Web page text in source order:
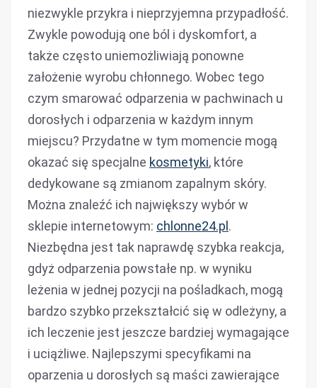
niezwykle przykra i nieprzyjemna przypadłość.
Zwykle powodują one ból i dyskomfort, a
także często uniemożliwiają ponowne
założenie wyrobu chłonnego. Wobec tego
czym smarować odparzenia w pachwinach u
dorosłych i odparzenia w każdym innym
miejscu? Przydatne w tym momencie mogą
okazać się specjalne kosmetyki, które
dedykowane są zmianom zapalnym skóry.
Można znaleźć ich największy wybór w
sklepie internetowym: chlonne24.pl .
Niezbędna jest tak naprawdę szybka reakcja,
gdyż odparzenia powstałe np. w wyniku
leżenia w jednej pozycji na pośladkach, mogą
bardzo szybko przekształcić się w odleżyny, a
ich leczenie jest jeszcze bardziej wymagające
i uciążliwe. Najlepszymi specyfikami na
oparzenia u dorosłych są maści zawierające